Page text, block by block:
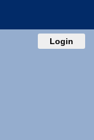
Login